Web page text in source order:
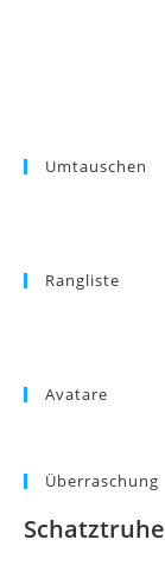
Umtauschen
Rangliste
Avatare
Überraschung
Schatztruhe